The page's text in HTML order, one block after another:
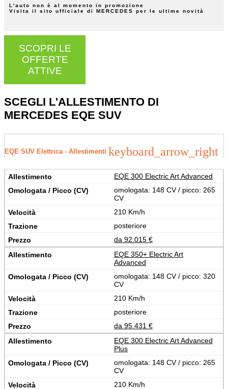
L'auto non è al momento in promozione
Visita il sito ufficiale di MERCEDES per le ultime novità
SCOPRI LE
OFFERTE
ATTIVE
SCEGLI L'ALLESTIMENTO DI
MERCEDES EQE SUV
EQE SUV Elettrica - Allestimenti keyboard_arrow_right
EQE 300 Electric Art Advanced
omologata: 148 CV / picco: 265
CV
210 Km/h
posteriore
da 92.015 €
EQE 350+ Electric Art
Advanced
omologata: 148 CV / picco: 320
CV
210 Km/h
posteriore
da 95.431 €
EQE 300 Electric Art Advanced
Plus
omologata: 148 CV / picco: 265
CV
210 Km/h